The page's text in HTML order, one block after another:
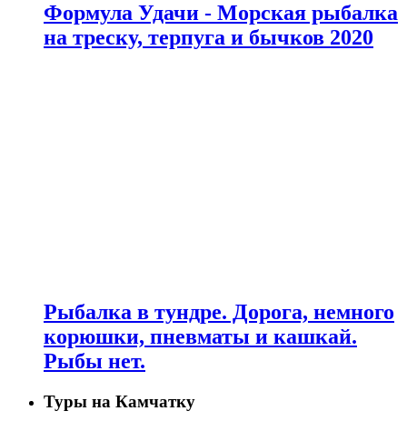
Формула Удачи - Морская рыбалка
на треску, терпуга и бычков 2020
Рыбалка в тундре. Дорога, немного
корюшки, пневматы и кашкай.
Рыбы нет.
Туры на Камчатку